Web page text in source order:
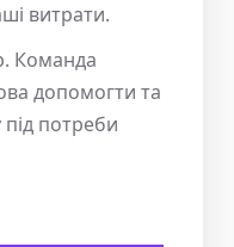
витрати.
Команда
допомогти та
потреби